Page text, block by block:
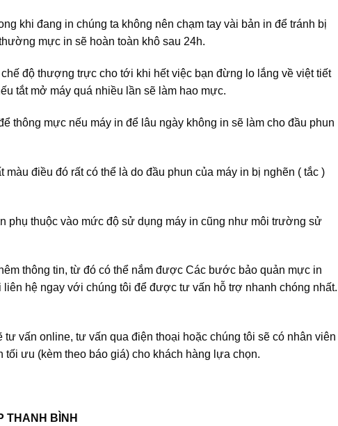
khi đang in chúng ta không nên chạm tay vài bản in để tránh bị
mực in sẽ hoàn toàn khô sau 24h.
độ thượng trực cho tới khi hết việc bạn đừng lo lắng về việt tiết
tắt mở máy quá nhiều lần sẽ làm hao mực.
thông mực nếu máy in để lâu ngày không in sẽ làm cho đầu phun
điều đó rất có thể là do đầu phun của máy in bị nghẽn ( tắc )
phụ thuộc vào mức độ sử dụng máy in cũng như môi trường sử
thông tin, từ đó có thể nắm được Các bước bảo quản mực in
hệ ngay với chúng tôi để được tư vấn hỗ trợ nhanh chóng nhất.
vấn online, tư vấn qua điện thoại hoặc chúng tôi sẽ có nhân viên
ưu (kèm theo báo giá) cho khách hàng lựa chọn.
THANH BÌNH